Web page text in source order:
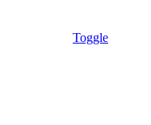
Toggle